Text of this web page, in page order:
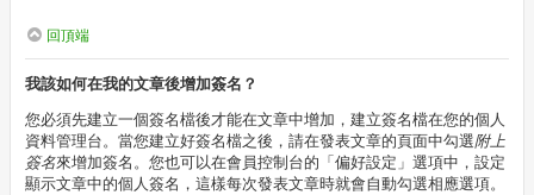
回頂端
我該如何在我的文章後增加簽名？
您必須先建立一個簽名檔後才能在文章中增加，建立簽名檔在您的個人
資料管理台。當您建立好簽名檔之後，請在發表文章的頁面中勾選附上
簽名來增加簽名。您也可以在會員控制台的「偏好設定」選項中，設定
顯示文章中的個人簽名，這樣每次發表文章時就會自動勾選相應選項。